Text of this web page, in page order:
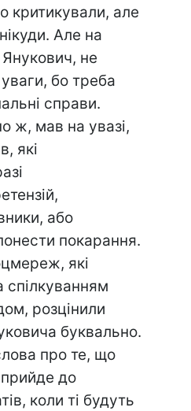
критикували, але
Але на
Янукович, не
бо треба
справи.
ж, мав на увазі,
які
або
покарання.
які
спілкуванням
розцінили
буквально.
про те, що
до
коли ті будуть